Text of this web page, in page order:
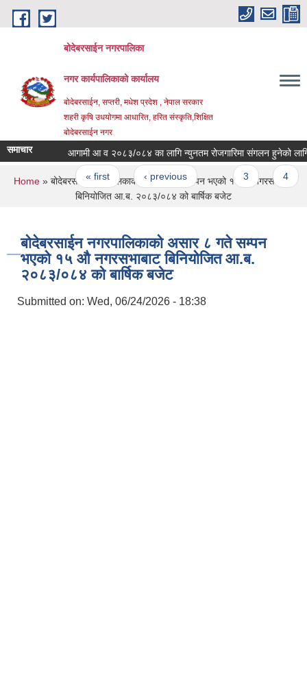
Skip to main content
बोदेबरसाईन नगरपालिका
नगर कार्यपालिकाको कार्यालय
बोदेबरसाईन, सप्तरी, मधेश प्रदेश , नेपाल सरकार
शहरी कृषि उधयोगमा आधारित, हरित संस्कृति,शिक्षित
बोदेबरसाईन नगर
समाचार आगामी आ व २०८३/०८४ का लागि न्युनतम रोजगारिमा संगलन हुनेको लागि
Pages
« first ‹ previous … 3 4
You are here
Home» बोदेबरसाईन नगरपालिकाको असार ८ गते सम्पन भएको १५ ‍‍‍औ नगरसभाबाट
बिनियोजित आ.ब. २०८३/०८४ को बार्षिक बजेट
बोदेबरसाईन नगरपालिकाको असार ८ गते सम्पन
भएको १५ ‍‍‍औ नगरसभाबाट बिनियोजित आ.ब.
२०८३/०८४ को बार्षिक बजेट
Submitted on: Wed, 06/24/2026 - 18:38